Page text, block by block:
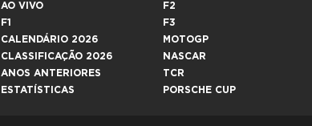
AO VIVO
F1
CALENDÁRIO 2026
CLASSIFICAÇÃO 2026
ANOS ANTERIORES
ESTATÍSTICAS
F2
F3
MOTOGP
NASCAR
TCR
PORSCHE CUP